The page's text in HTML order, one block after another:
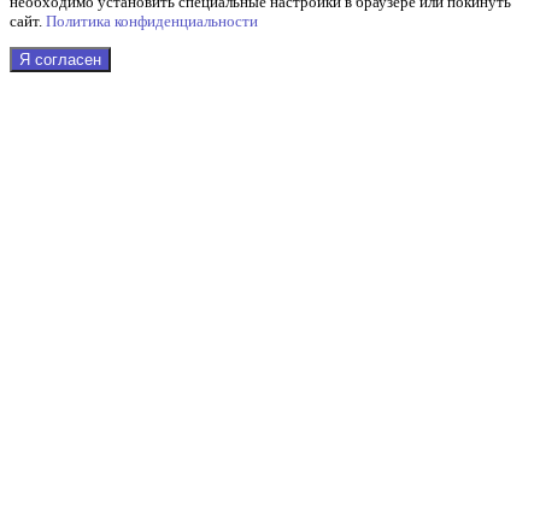
сайт. Политика конфиденциальности
Я согласен